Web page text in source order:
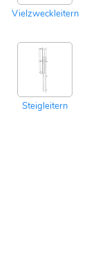
Vielzweckleitern
Steigleitern